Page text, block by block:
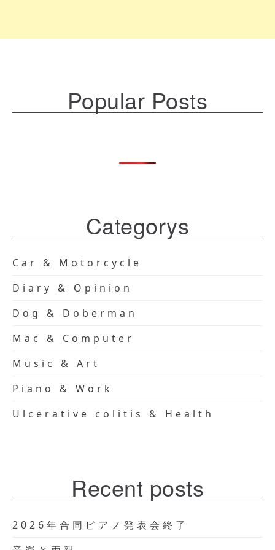
Popular Posts
Categorys
Car & Motorcycle
Diary & Opinion
Dog & Doberman
Mac & Computer
Music & Art
Piano & Work
Ulcerative colitis & Health
Recent posts
2026年合同ピアノ発表会終了